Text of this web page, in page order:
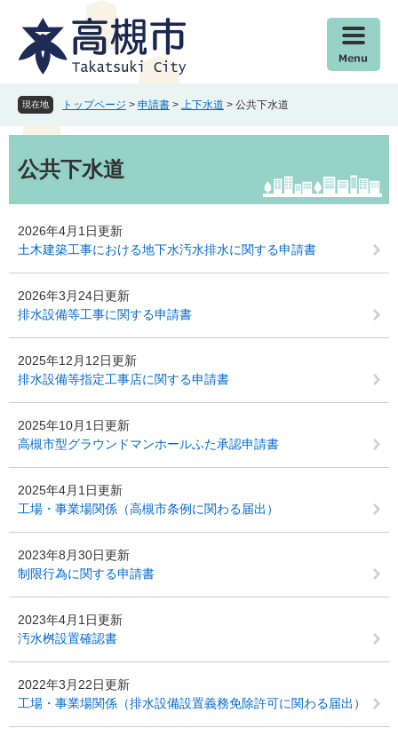
す
し
現在地 トップページ > 申請書 > 上下水道 > 公共下水道
公共下水道
2026年4月1日更新
土木建築工事における地下水汚水排水に関する申請書
2026年3月24日更新
排水設備等工事に関する申請書
2025年12月12日更新
排水設備等指定工事店に関する申請書
2025年10月1日更新
高槻市型グラウンドマンホールふた承認申請書
2025年4月1日更新
工場・事業場関係（高槻市条例に関わる届出）
2023年8月30日更新
制限行為に関する申請書
2023年4月1日更新
汚水桝設置確認書
2022年3月22日更新
工場・事業場関係（排水設備設置義務免除許可に関わる届出）